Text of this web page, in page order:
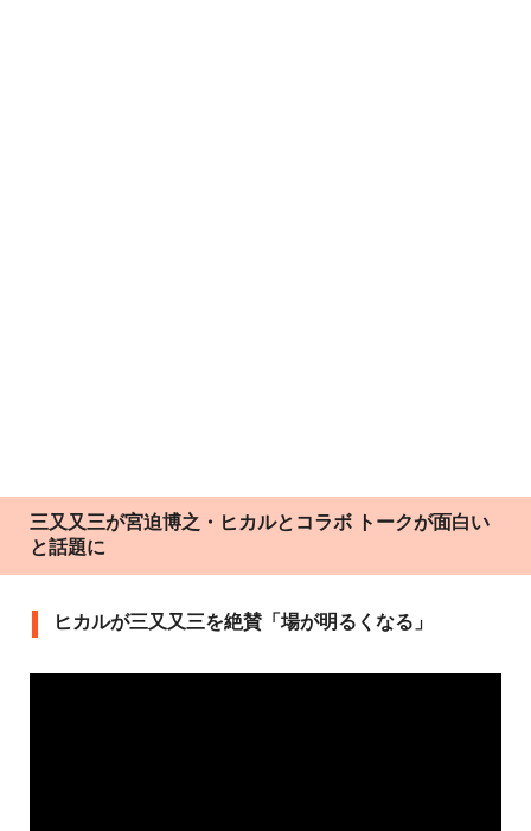
三又又三が宮迫博之・ヒカルとコラボ トークが面白い
と話題に
ヒカルが三又又三を絶賛「場が明るくなる」